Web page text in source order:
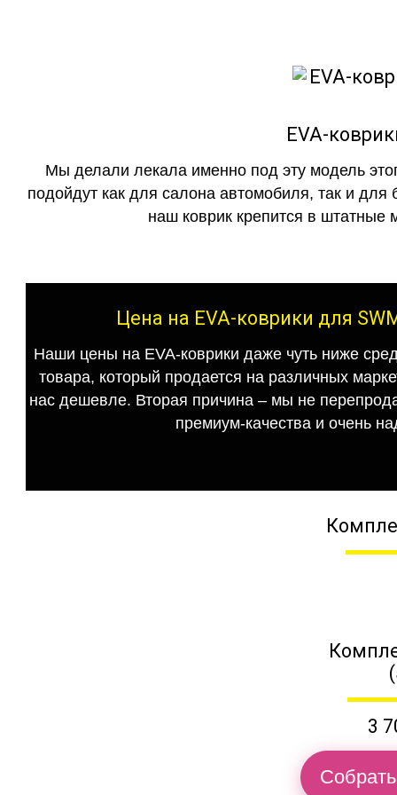
EVA-
Мы делали лекала именно под эту модель
подойдут как для салона автомобиля, так и для
наш коврик крепится в штатные
Цена на EVA-коврики для
Наши цены на EVA-коврики даже чуть ниже
товара, который продается на различных
нас дешевле. Вторая причина – мы не
премиум-качества и очень
3